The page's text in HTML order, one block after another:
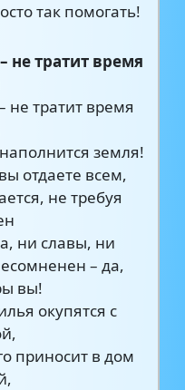
так помогать!
не тратит время
не тратит время
земля!
отдаете всем,
не требуя
ни славы, ни
– да,
вы!
окупятся с
приносит в дом